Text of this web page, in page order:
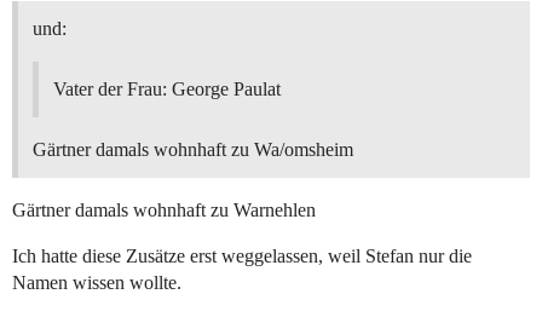
und:
Vater der Frau: George Paulat
Gärtner damals wohnhaft zu Wa/omsheim
Gärtner damals wohnhaft zu Warnehlen
Ich hatte diese Zusätze erst weggelassen, weil Stefan nur die
Namen wissen wollte.